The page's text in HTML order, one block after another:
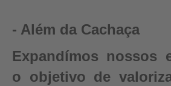
- Além da Cachaça
Expandímos nossos
o objetivo de